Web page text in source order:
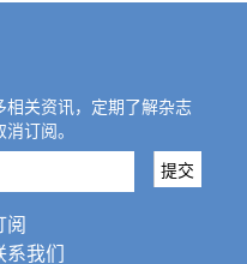
相关资讯，定期了解杂志
订阅。
提交
阅
系我们